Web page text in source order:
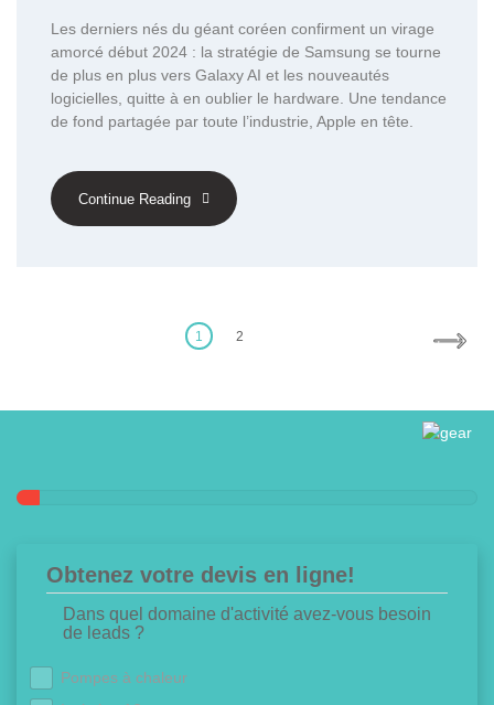
Les derniers nés du géant coréen confirment un virage
amorcé début 2024 : la stratégie de Samsung se tourne
de plus en plus vers Galaxy AI et les nouveautés
logicielles, quitte à en oublier le hardware. Une tendance
de fond partagée par toute l’industrie, Apple en tête.
Continue Reading
1 2
Obtenez votre devis en ligne!
Dans quel domaine d'activité avez-vous besoin
de leads ?
Pompes à chaleur